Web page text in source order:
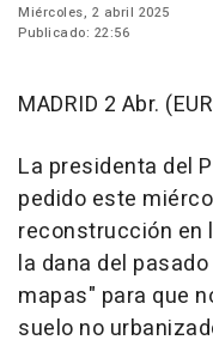
Miércoles, 2 abril 2025
Publicado: 22:56
MADRID 2 Abr.
La presidenta del
pedido este
reconstrucción en
la dana del
mapas" para que
suelo no